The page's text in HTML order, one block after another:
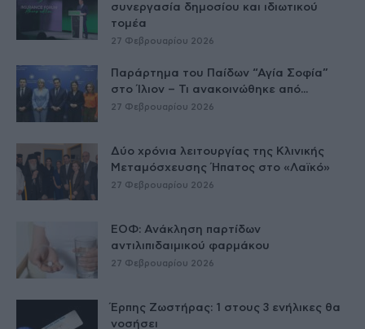
συνεργασία δημοσίου και ιδιωτικού
τομέα
27 Φεβρουαρίου 2026
Παράρτημα του Παίδων “Αγία Σοφία”
στο Ίλιον – Τι ανακοινώθηκε από...
27 Φεβρουαρίου 2026
Δύο χρόνια λειτουργίας της Κλινικής
Μεταμόσχευσης Ήπατος στο «Λαϊκό»
27 Φεβρουαρίου 2026
ΕΟΦ: Ανάκληση παρτίδων
αντιλιπιδαιμικού φαρμάκου
27 Φεβρουαρίου 2026
Έρπης Ζωστήρας: 1 στους 3 ενήλικες θα
νοσήσει